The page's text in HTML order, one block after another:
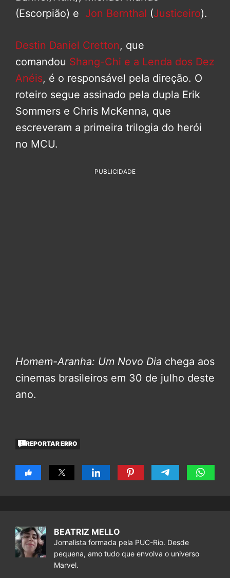
(Escorpião) e Jon Bernthal (Justiceiro).
Destin Daniel Cretton, que
comandou Shang-Chi e a Lenda dos Dez
Anéis, é o responsável pela direção. O
roteiro segue assinado pela dupla Erik
Sommers e Chris McKenna, que
escreveram a primeira trilogia do herói
no MCU.
PUBLICIDADE
Homem-Aranha: Um Novo Dia chega aos
cinemas brasileiros em 30 de julho deste
ano.
REPORTAR ERRO
BEATRIZ MELLO
Jornalista formada pela PUC-Rio. Desde
pequena, amo tudo que envolva o universo
Marvel.